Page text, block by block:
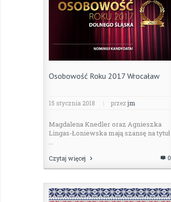
Osobowość Roku 2017 Wrocaław
15 stycznia 2018 | przez jm
Magdalena Knedler oraz Agnieszka
Lingas-Łoniewska mają szansę na tytuł
Czytaj więcej 0